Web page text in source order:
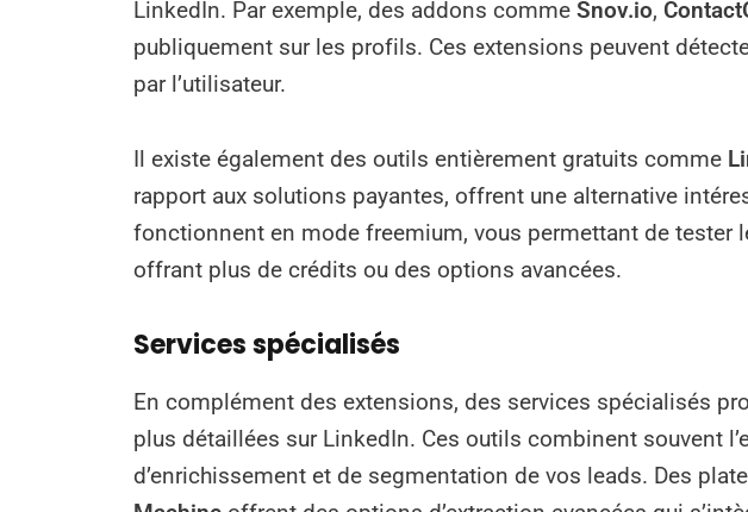
LinkedIn. Par exemple, des addons comme Snov.io,
publiquement sur les profils. Ces extensions peuvent
par l’utilisateur.
Il existe également des outils entièrement gratuits comme
rapport aux solutions payantes, offrent une alternative
fonctionnent en mode freemium, vous permettant de tester
offrant plus de crédits ou des options avancées.
Services spécialisés
En complément des extensions, des services spécialisés
plus détaillées sur LinkedIn. Ces outils combinent souvent
d’enrichissement et de segmentation de vos leads. Des